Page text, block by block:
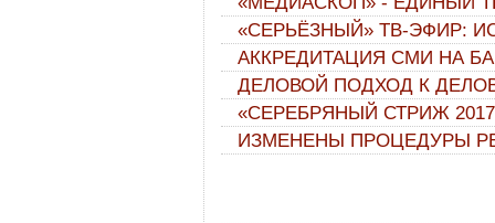
«СЕРЬЁЗНЫЙ» ТВ-ЭФИР:
АККРЕДИТАЦИЯ СМИ НА
ДЕЛОВОЙ ПОДХОД К
«СЕРЕБРЯНЫЙ СТРИЖ
ИЗМЕНЕНЫ ПРОЦЕДУРЫ